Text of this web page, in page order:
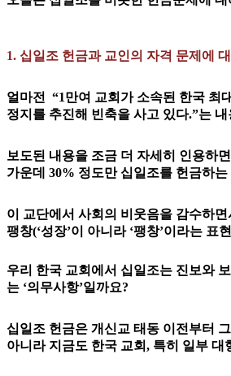
1. 십일조 헌금과 교인의 자격 문제에
얼마전 “1만여 교회가 소속된 한국 최
정지를 추진해 빈축을 사고 있다.”는
보도된 내용을 조금 더 자세히 인용하
가운데 30% 정도만 십일조를 헌금하
이 교단에서 사회의 비웃음을 감수하
팽창(‘성장’이 아니라 ‘팽창’이라는
우리 한국 교회에서 십일조는 진보와
는 ‘의무사항’일까요?
십일조 헌금은 개신교 태동 이전부터
아니라 지금도 한국 교회, 특히 일부